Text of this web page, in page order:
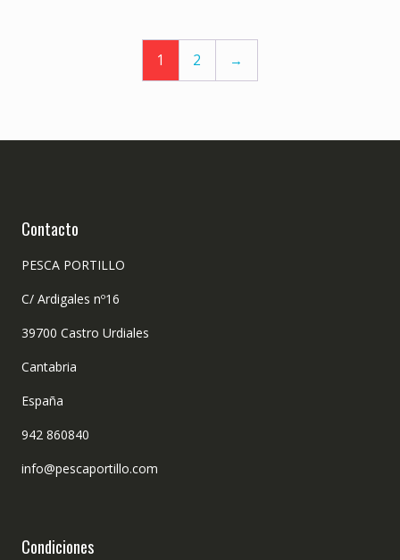
1 2 →
Contacto
PESCA PORTILLO
C/ Ardigales nº16
39700 Castro Urdiales
Cantabria
España
942 860840
info@pescaportillo.com
Condiciones